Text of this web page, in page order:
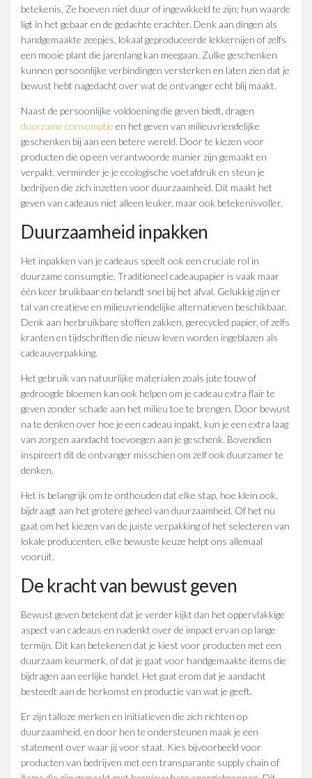
betekenis. Ze hoeven niet duur of ingewikkeld te zijn; hun waarde
ligt in het gebaar en de gedachte erachter. Denk aan dingen als
handgemaakte zeepjes, lokaal geproduceerde lekkernijen of zelfs
een mooie plant die jarenlang kan meegaan. Zulke geschenken
kunnen persoonlijke verbindingen versterken en laten zien dat je
bewust hebt nagedacht over wat de ontvanger echt blij maakt.
Naast de persoonlijke voldoening die geven biedt, dragen
duurzame consumptie en het geven van milieuvriendelijke
geschenken bij aan een betere wereld. Door te kiezen voor
producten die op een verantwoorde manier zijn gemaakt en
verpakt, verminder je je ecologische voetafdruk en steun je
bedrijven die zich inzetten voor duurzaamheid. Dit maakt het
geven van cadeaus niet alleen leuker, maar ook betekenisvoller.
Duurzaamheid inpakken
Het inpakken van je cadeaus speelt ook een cruciale rol in
duurzame consumptie. Traditioneel cadeaupapier is vaak maar
één keer bruikbaar en belandt snel bij het afval. Gelukkig zijn er
tal van creatieve en milieuvriendelijke alternatieven beschikbaar.
Denk aan herbruikbare stoffen zakken, gerecycled papier, of zelfs
kranten en tijdschriften die nieuw leven worden ingeblazen als
cadeauverpakking.
Het gebruik van natuurlijke materialen zoals jute touw of
gedroogde bloemen kan ook helpen om je cadeau extra flair te
geven zonder schade aan het milieu toe te brengen. Door bewust
na te denken over hoe je een cadeau inpakt, kun je een extra laag
van zorg en aandacht toevoegen aan je geschenk. Bovendien
inspireert dit de ontvanger misschien om zelf ook duurzamer te
denken.
Het is belangrijk om te onthouden dat elke stap, hoe klein ook,
bijdraagt aan het grotere geheel van duurzaamheid. Of het nu
gaat om het kiezen van de juiste verpakking of het selecteren van
lokale producenten, elke bewuste keuze helpt ons allemaal
vooruit.
De kracht van bewust geven
Bewust geven betekent dat je verder kijkt dan het oppervlakkige
aspect van cadeaus en nadenkt over de impact ervan op lange
termijn. Dit kan betekenen dat je kiest voor producten met een
duurzaam keurmerk, of dat je gaat voor handgemaakte items die
bijdragen aan eerlijke handel. Het gaat erom dat je aandacht
besteedt aan de herkomst en productie van wat je geeft.
Er zijn talloze merken en initiatieven die zich richten op
duurzaamheid, en door hen te ondersteunen maak je een
statement over waar jij voor staat. Kies bijvoorbeeld voor
producten van bedrijven met een transparante supply chain of